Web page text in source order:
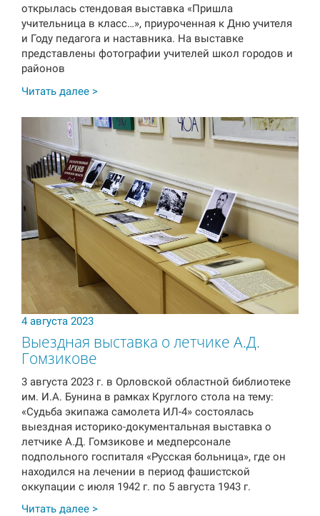
открылась стендовая выставка «Пришла
учительница в класс…», приуроченная к Дню учителя
и Году педагога и наставника. На выставке
представлены фотографии учителей школ городов и
районов
Читать далее >
4 августа 2023
Выездная выставка о летчике А.Д.
Гомзикове
3 августа 2023 г. в Орловской областной библиотеке
им. И.А. Бунина в рамках Круглого стола на тему:
«Судьба экипажа самолета ИЛ-4» состоялась
выездная историко-документальная выставка о
летчике А.Д. Гомзикове и медперсонале
подпольного госпиталя «Русская больница», где он
находился на лечении в период фашистской
оккупации с июля 1942 г. по 5 августа 1943 г.
Читать далее >